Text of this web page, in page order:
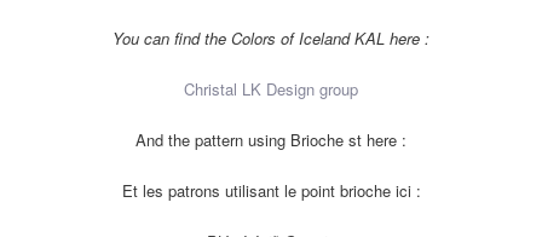
You can find the Colors of Iceland KAL here :
Christal LK Design group
And the pattern using Brioche st here :
Et les patrons utilisant le point brioche ici :